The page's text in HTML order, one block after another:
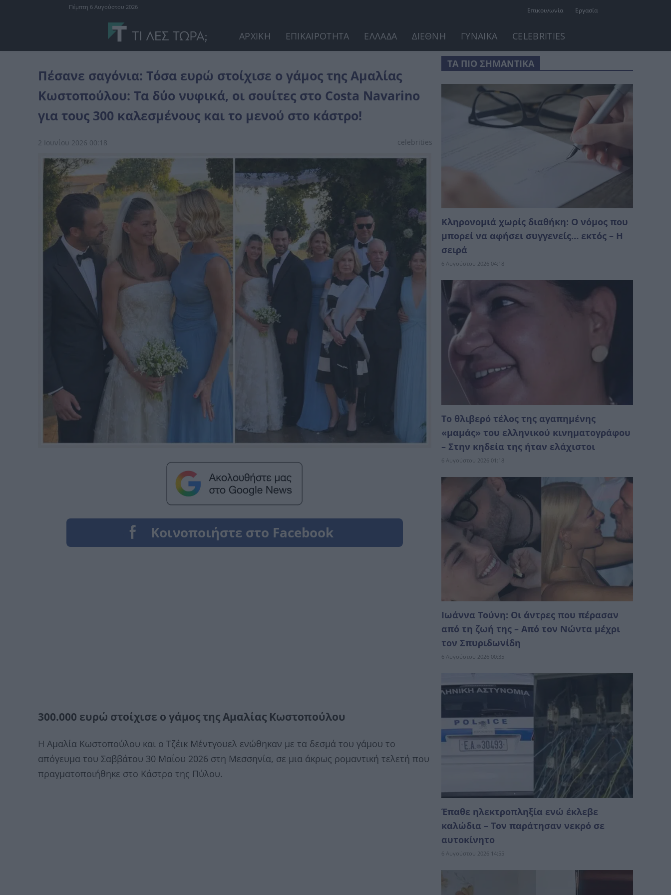
Επικοινωνία Εργασία
Πέμπτη 6 Αυγούστου 2026
ΑΡΧΙΚΗ ΕΠΙΚΑΙΡΟΤΗΤΑ ΕΛΛΑΔΑ ΔΙΕΘΝΗ ΓΥΝΑΙΚΑ CELEBRITIES
Πέσανε σαγόνια: Τόσα ευρώ στοίχισε ο γάμος της Αμαλίας
Κωστοπούλου: Τα δύο νυφικά, οι σουίτες στο Costa Navarino
για τους 300 καλεσμένους και το μενού στο κάστρο!
2 Ιουνίου 2026 00:18 celebrities
300.000 ευρώ στοίχισε ο γάμος της Αμαλίας Κωστοπούλου
Η Αμαλία Κωστοπούλου και ο Τζέικ Μέντγουελ ενώθηκαν με τα δεσμά του γάμου το
απόγευμα του Σαββάτου 30 Μαΐου 2026 στη Μεσσηνία, σε μια άκρως ρομαντική τελετή που
πραγματοποιήθηκε στο Κάστρο της Πύλου.
ΤΑ ΠΙΟ ΣΗΜΑΝΤΙΚΑ
Κληρονομιά χωρίς διαθήκη: Ο νόμος που
μπορεί να αφήσει συγγενείς… εκτός – Η
σειρά
6 Αυγούστου 2026 04:18
Το θλιβερό τέλος της αγαπημένης
«μαμάς» του ελληνικού κινηματογράφου
– Στην κηδεία της ήταν ελάχιστοι
6 Αυγούστου 2026 01:18
Ιωάννα Τούνη: Οι άντρες που πέρασαν
από τη ζωή της – Από τον Νώντα μέχρι
τον Σπυριδωνίδη
6 Αυγούστου 2026 00:35
Έπαθε ηλεκτροπληξία ενώ έκλεβε
καλώδια – Τον παράτησαν νεκρό σε
αυτοκίνητο
6 Αυγούστου 2026 14:55